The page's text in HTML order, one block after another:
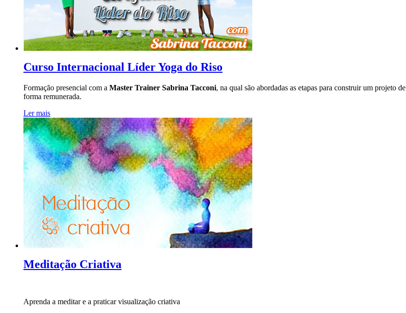
Curso Internacional Líder Yoga do Riso
Formação presencial com a Master Trainer Sabrina Tacconi, na qual são abordadas as etapas para construir um projeto de
forma remunerada.
Ler mais
Meditação Criativa
Aprenda a meditar e a praticar visualização criativa